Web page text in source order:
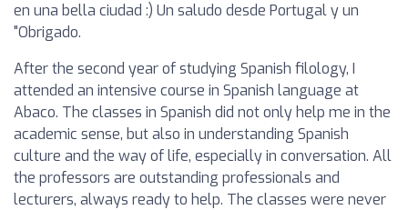
en una bella ciudad :) Un saludo desde Portugal y un
"Obrigado.
After the second year of studying Spanish filology, I
attended an intensive course in Spanish language at
Abaco. The classes in Spanish did not only help me in the
academic sense, but also in understanding Spanish
culture and the way of life, especially in conversation. All
the professors are outstanding professionals and
lecturers, always ready to help. The classes were never